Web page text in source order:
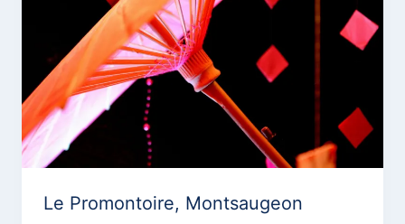
Le Promontoire, Montsaugeon